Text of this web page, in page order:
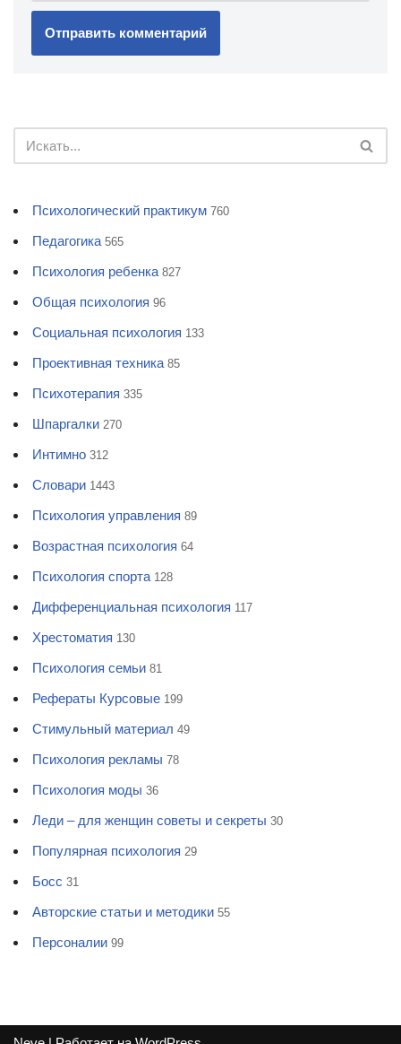
Психологический практикум 760
Педагогика 565
Психология ребенка 827
Общая психология 96
Социальная психология 133
Проективная техника 85
Психотерапия 335
Шпаргалки 270
Интимно 312
Словари 1443
Психология управления 89
Возрастная психология 64
Психология спорта 128
Дифференциальная психология 117
Хрестоматия 130
Психология семьи 81
Рефераты Курсовые 199
Стимульный материал 49
Психология рекламы 78
Психология моды 36
Леди – для женщин советы и секреты 30
Популярная психология 29
Босс 31
Авторские статьи и методики 55
Персоналии 99